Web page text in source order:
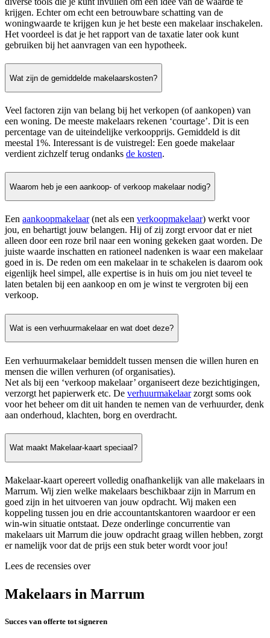
krijgen. Echter om echt een betrouwbare schatting van de
woningwaarde te krijgen kun je het beste een makelaar inschakelen.
Het voordeel is dat je het rapport van de taxatie later ook kunt
gebruiken bij het aanvragen van een hypotheek.
Wat zijn de gemiddelde makelaarskosten?
Veel factoren zijn van belang bij het verkopen (of aankopen) van
een woning. De meeste makelaars rekenen ‘courtage’. Dit is een
percentage van de uiteindelijke verkoopprijs. Gemiddeld is dit
meestal 1%. Interessant is de vuistregel: Een goede makelaar
verdient zichzelf terug ondanks de kosten.
Waarom heb je een aankoop- of verkoop makelaar nodig?
Een aankoopmakelaar(net als een verkoopmakelaar) werkt voor
jou, en behartigt jouw belangen. Hij of zij zorgt ervoor dat er niet
alleen door een roze bril naar een woning gekeken gaat worden. De
juiste waarde inschatten en rationeel nadenken is waar een makelaar
goed in is. De reden om een makelaar in te schakelen is daarom ook
eigenlijk heel simpel, alle expertise is in huis om jou niet teveel te
laten betalen bij een aankoop en om je winst te vergroten bij een
verkoop.
Wat is een verhuurmakelaar en wat doet deze?
Een verhuurmakelaar bemiddelt tussen mensen die willen huren en
mensen die willen verhuren (of organisaties).
Net als bij een ‘verkoop makelaar’ organiseert deze bezichtigingen,
verzorgt het papierwerk etc. De verhuurmakelaarzorgt soms ook
voor het beheer om dit uit handen te nemen van de verhuurder, denk
aan onderhoud, klachten, borg en overdracht.
Wat maakt Makelaar-kaart speciaal?
Makelaar-kaart opereert volledig onafhankelijk van alle makelaars in
Marrum. Wij zien welke makelaars beschikbaar zijn in Marrum en
goed zijn in het uitvoeren van jouw opdracht. Wij maken een
koppeling tussen jou en drie accountantskantoren waardoor er een
win-win situatie ontstaat. Deze onderlinge concurrentie van
makelaars uit Marrum die jouw opdracht graag willen hebben, zorgt
er namelijk voor dat de prijs een stuk beter wordt voor jou!
Lees de recensies over
Makelaars in Marrum
Succes van offerte tot signeren